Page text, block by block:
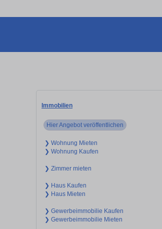
Immobilien
Hier Angebot veröffentlichen
❯ Wohnung Mieten
❯ Wohnung Kaufen
❯ Zimmer mieten
❯ Haus Kaufen
❯ Haus Mieten
❯ Gewerbeimmobilie Kaufen
❯ Gewerbeimmobilie Mieten